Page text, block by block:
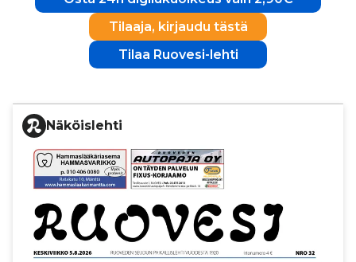
Tilaaja, kirjaudu tästä
Tilaa Ruovesi-lehti
Näköislehti